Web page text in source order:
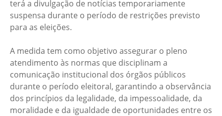
terá a divulgação de notícias temporariamente
suspensa durante o período de restrições previsto
para as eleições.
A medida tem como objetivo assegurar o pleno
atendimento às normas que disciplinam a
comunicação institucional dos órgãos públicos
durante o período eleitoral, garantindo a observância
dos princípios da legalidade, da impessoalidade, da
moralidade e da igualdade de oportunidades entre os